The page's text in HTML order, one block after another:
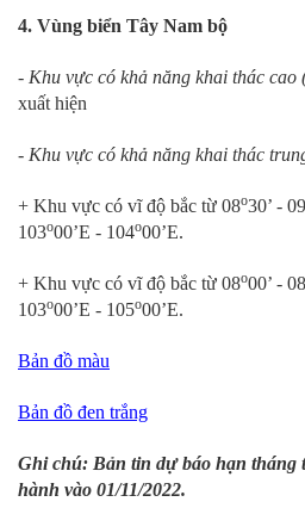
4. Vùng biển Tây Nam bộ
- Khu vực có khả năng khai thác
xuất hiện
- Khu vực có khả năng khai thác
+ Khu vực có vĩ độ bắc từ 08o30’ - 09
103o00’E - 104o00’E.
+ Khu vực có vĩ độ bắc từ 08o00’ - 08
103o00’E - 105o00’E.
Bản đồ màu
Bản đồ đen trắng
Ghi chú: Bản tin dự báo hạn tháng
hành vào 01/11/2022.